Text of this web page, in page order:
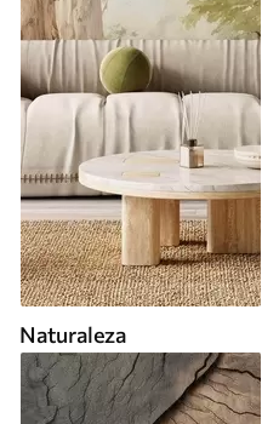
Naturaleza